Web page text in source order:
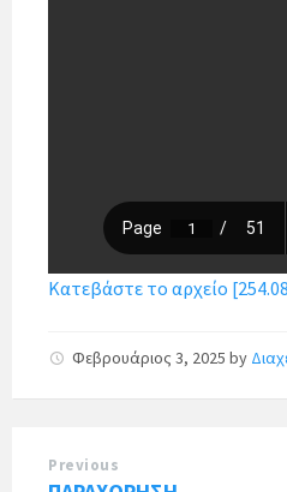
Κατεβάστε το αρχείο
Φεβρουάριος 3, 2025 by
Previous